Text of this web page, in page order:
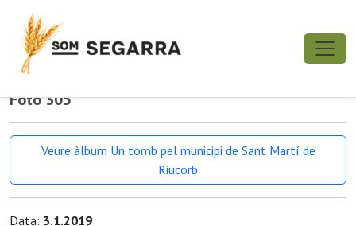
Foto 305
Veure àlbum Un tomb pel municipi de Sant Martí de
Riucorb
Data: 3.1.2019